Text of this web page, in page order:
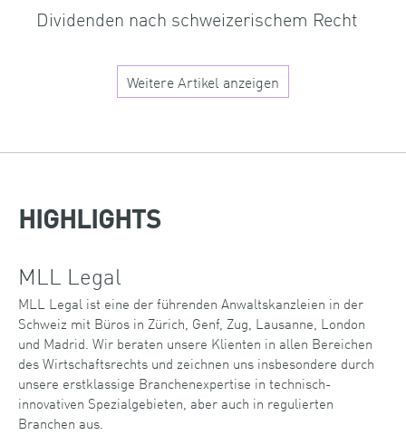
Dividenden nach schweizerischem Recht
Weitere Artikel anzeigen
HIGHLIGHTS
MLL Legal
MLL Legal ist eine der führenden Anwaltskanzleien in der
Schweiz mit Büros in Zürich, Genf, Zug, Lausanne, London
und Madrid. Wir beraten unsere Klienten in allen Bereichen
des Wirtschaftsrechts und zeichnen uns insbesondere durch
unsere erstklassige Branchenexpertise in technisch-
innovativen Spezialgebieten, aber auch in regulierten
Branchen aus.